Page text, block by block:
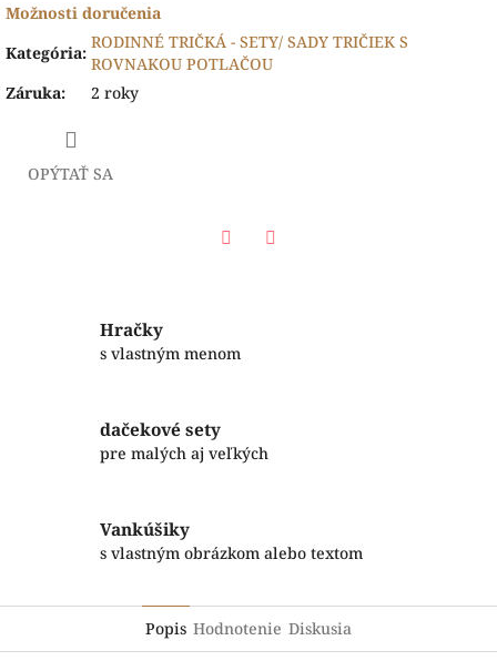
Možnosti doručenia
Kategória:
RODINNÉ TRIČKÁ - SETY/ SADY TRIČIEK S
ROVNAKOU POTLAČOU
Záruka: 2 roky
OPÝTAŤ SA
Hračky
s vlastným menom
dačekové sety
pre malých aj veľkých
Vankúšiky
s vlastným obrázkom alebo textom
Popis Hodnotenie Diskusia